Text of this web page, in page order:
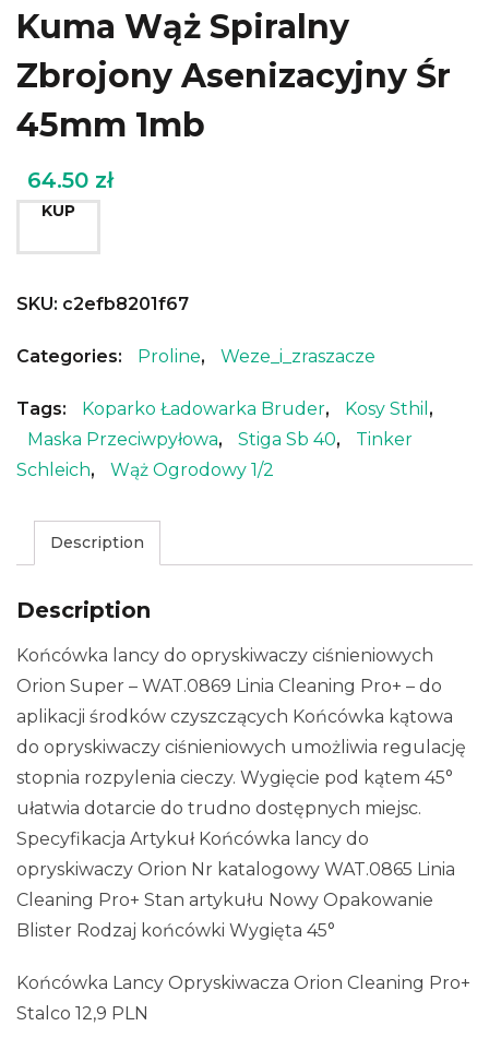
Kuma Wąż Spiralny
Zbrojony Asenizacyjny Śr
45mm 1mb
64.50 zł
KUP
SKU: c2efb8201f67
Categories: Proline, Weze_i_zraszacze
Tags: Koparko Ładowarka Bruder, Kosy Sthil ,
Maska Przeciwpyłowa, Stiga Sb 40,
Tinker
Schleich, Wąż Ogrodowy 1/2
Description
Description
Końcówka lancy do opryskiwaczy ciśnieniowych
Orion Super – WAT.0869 Linia Cleaning Pro+ – do
aplikacji środków czyszczących Końcówka kątowa
do opryskiwaczy ciśnieniowych umożliwia regulację
stopnia rozpylenia cieczy. Wygięcie pod kątem 45°
ułatwia dotarcie do trudno dostępnych miejsc.
Specyfikacja Artykuł Końcówka lancy do
opryskiwaczy Orion Nr katalogowy WAT.0865 Linia
Cleaning Pro+ Stan artykułu Nowy Opakowanie
Blister Rodzaj końcówki Wygięta 45°
Końcówka Lancy Opryskiwacza Orion Cleaning Pro+
Stalco 12,9 PLN